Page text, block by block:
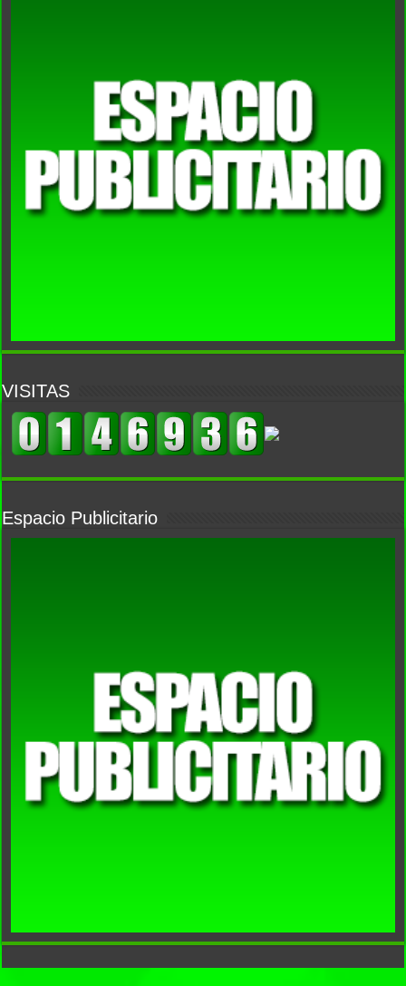
VISITAS
Espacio Publicitario